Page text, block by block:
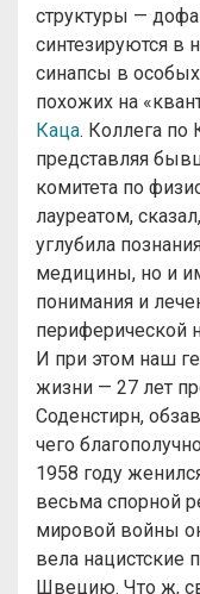
структуры —
синтезируются в
синапсы в
похожих на
Каца. Коллега по
представляя
комитета по
лауреатом,
углубила
медицины, но и
понимания и
периферической
И при этом наш
жизни — 27 лет
Соденстирн,
чего
1958 году
весьма спорной
мировой войны
вела нацистские
Швецию. Что ж,